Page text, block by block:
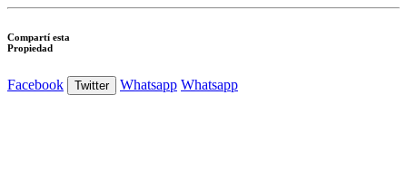
Compartí esta
Propiedad
Facebook Twitter Whatsapp Whatsapp